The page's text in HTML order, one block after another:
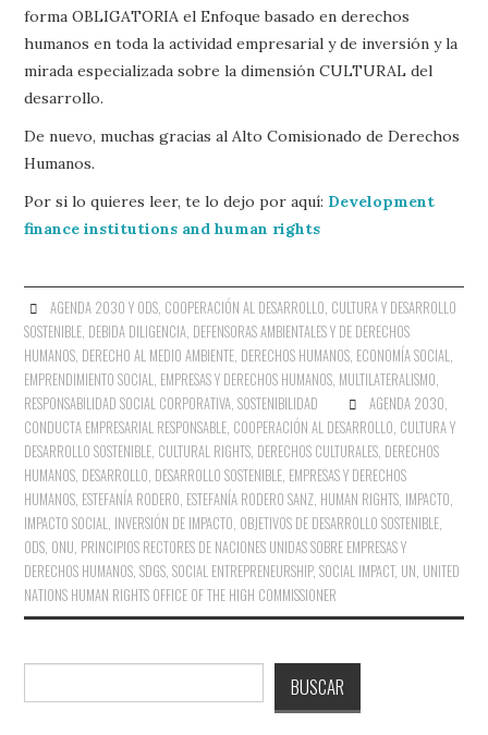
forma OBLIGATORIA el Enfoque basado en derechos
humanos en toda la actividad empresarial y de inversión y la
mirada especializada sobre la dimensión CULTURAL del
desarrollo.
De nuevo, muchas gracias al Alto Comisionado de Derechos
Humanos.
Por si lo quieres leer, te lo dejo por aquí: Development
finance institutions and human rights
AGENDA 2030 Y ODS, COOPERACIÓN AL DESARROLLO, CULTURA Y DESARROLLO
SOSTENIBLE, DEBIDA DILIGENCIA, DEFENSORAS AMBIENTALES Y DE DERECHOS
HUMANOS, DERECHO AL MEDIO AMBIENTE, DERECHOS HUMANOS, ECONOMÍA SOCIAL,
EMPRENDIMIENTO SOCIAL, EMPRESAS Y DERECHOS HUMANOS, MULTILATERALISMO,
RESPONSABILIDAD SOCIAL CORPORATIVA,SOSTENIBILIDAD AGENDA 2030,
CONDUCTA EMPRESARIAL RESPONSABLE, COOPERACIÓN AL DESARROLLO, CULTURA Y
DESARROLLO SOSTENIBLE, CULTURAL RIGHTS, DERECHOS CULTURALES, DERECHOS
HUMANOS, DESARROLLO, DESARROLLO SOSTENIBLE, EMPRESAS Y DERECHOS
HUMANOS, ESTEFANÍA RODERO, ESTEFANÍA RODERO SANZ, HUMAN RIGHTS, IMPACTO,
IMPACTO SOCIAL, INVERSIÓN DE IMPACTO, OBJETIVOS DE DESARROLLO SOSTENIBLE,
ODS, ONU, PRINCIPIOS RECTORES DE NACIONES UNIDAS SOBRE EMPRESAS Y
DERECHOS HUMANOS,SDGS,SOCIAL ENTREPRENEURSHIP,SOCIAL IMPACT, UN, UNITED
NATIONS HUMAN RIGHTS OFFICE OF THE HIGH COMMISSIONER
BUSCAR